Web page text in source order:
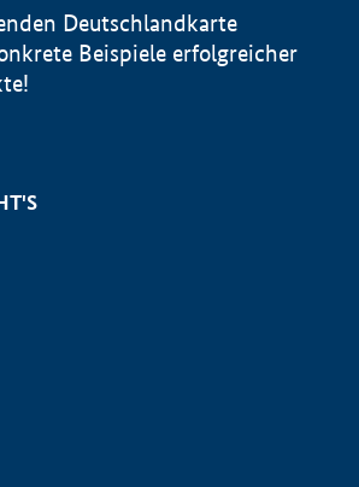
Deutschlandkarte
Beispiele erfolgreicher